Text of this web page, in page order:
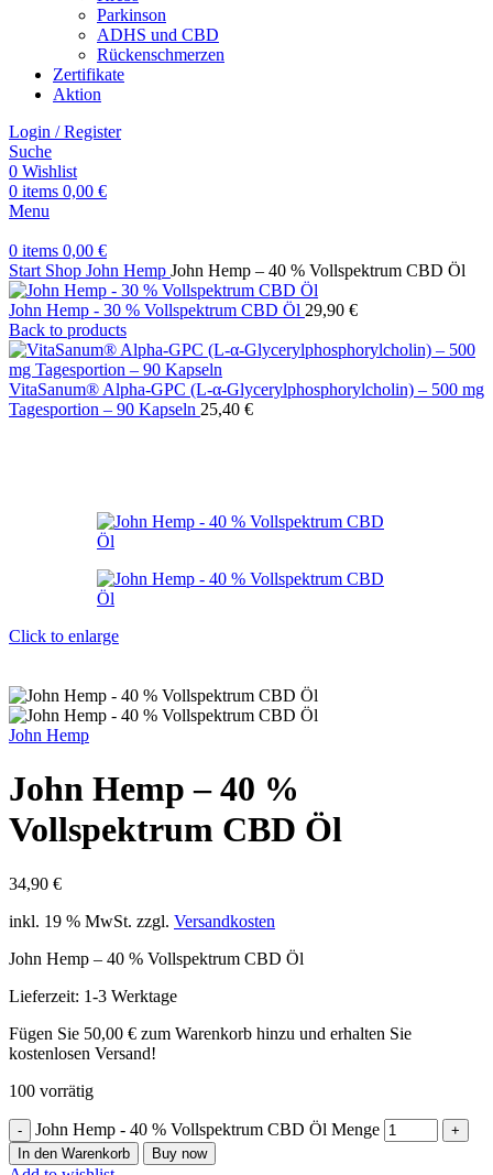
Parkinson
ADHS und CBD
Rückenschmerzen
Zertifikate
Aktion
Login / Register
Suche
0 Wishlist
0 items 0,00 €
Menu
0 items 0,00 €
Start Shop John Hemp John Hemp – 40 % Vollspektrum CBD Öl
John Hemp - 30 % Vollspektrum CBD Öl 29,90 €
Back to products
VitaSanum® Alpha-GPC (L-α-Glycerylphosphorylcholin) – 500 mg
Tagesportion – 90 Kapseln 25,40 €
Click to enlarge
John Hemp
John Hemp – 40 %
Vollspektrum CBD Öl
34,90 €
inkl. 19 % MwSt. zzgl. Versandkosten
John Hemp – 40 % Vollspektrum CBD Öl
Lieferzeit: 1-3 Werktage
Fügen Sie 50,00 € zum Warenkorb hinzu und erhalten Sie
kostenlosen Versand!
100 vorrätig
John Hemp - 40 % Vollspektrum CBD Öl Menge
In den Warenkorb Buy now